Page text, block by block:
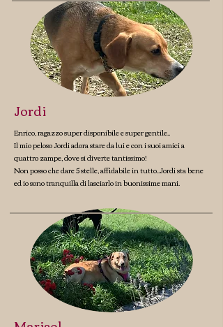
Jordi
Enrico, ragazzo super disponibile e super gentile..
Il mio peloso Jordi adora stare da lui e con i suoi amici a
quattro zampe, dove si diverte tantissimo!
Non posso che dare 5 stelle, affidabile in tutto..Jordi sta bene
ed io sono tranquilla di lasciarlo in buonissime mani.